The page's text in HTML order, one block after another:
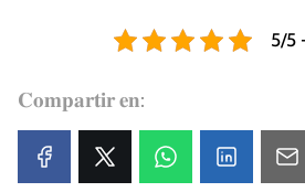
5/5
𝐂𝐨𝐦𝐩𝐚𝐫𝐭𝐢𝐫 𝐞𝐧: